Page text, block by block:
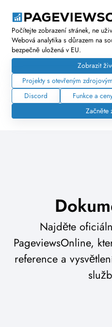
Počítejte zobrazení stránek, ne
Webová analytika s důrazem na
bezpečně uložená v EU.
Zobrazit
Projekty s otevřeným
Discord
Funkce a
Začněte
Najděte
PageviewsOnline,
reference a